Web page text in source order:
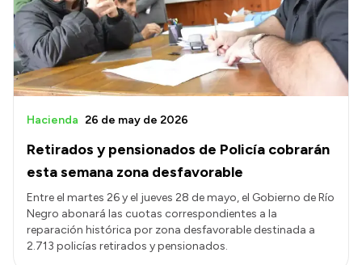
Retirados y pensionados de Policía cobrarán
esta semana zona desfavorable
Hacienda 26 de may de 2026
Entre el martes 26 y el jueves 28 de mayo, el Gobierno de Río
Negro abonará las cuotas correspondientes a la
reparación histórica por zona desfavorable destinada a
2.713 policías retirados y pensionados.